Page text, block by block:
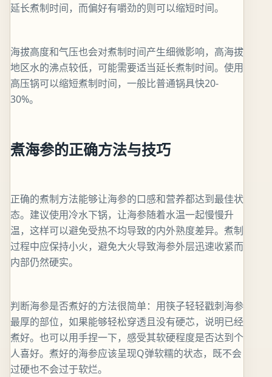
延长煮制时间，而偏好有嚼劲的则可以缩短时间。
海拔高度和气压也会对煮制时间产生细微影响，高海拔
地区水的沸点较低，可能需要适当延长煮制时间。使用
高压锅可以缩短煮制时间，一般比普通锅具快20-
30%。
煮海参的正确方法与技巧
正确的煮制方法能够让海参的口感和营养都达到最佳状
态。建议使用冷水下锅，让海参随着水温一起慢慢升
温，这样可以避免受热不均导致的内外熟度差异。煮制
过程中应保持小火，避免大火导致海参外层迅速收紧而
内部仍然硬实。
判断海参是否煮好的方法很简单：用筷子轻轻戳刺海参
最厚的部位，如果能够轻松穿透且没有硬芯，说明已经
煮好。也可以用手捏一下，感受其软硬程度是否达到个
人喜好。煮好的海参应该呈现Q弹软糯的状态，既不会
过硬也不会过于软烂。